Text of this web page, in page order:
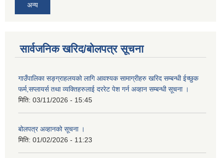
अन्य
सार्वजनिक खरिद/बोलपत्र सूचना
गाउँपालिका सङ्ग्राहलयको लागि आवश्यक सामाग्रीहरु खरिद सम्बन्धी ईच्छुक
फर्म,सप्लायर्स तथा व्यक्तिहरुलाई दररेट पेश गर्न अव्हान सम्बन्धी सूचना ।
मिति: 03/11/2026 - 15:45
बोलपत्र अव्हानको सूचना ।
मिति: 01/02/2026 - 11:23